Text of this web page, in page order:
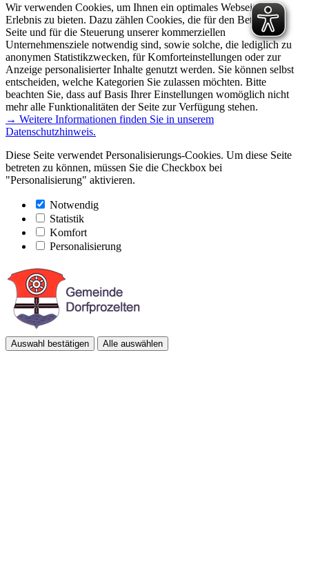
Wir verwenden Cookies, um Ihnen ein optimales Webseiten-
Erlebnis zu bieten. Dazu zählen Cookies, die für den Betrieb der
Seite und für die Steuerung unserer kommerziellen
Unternehmensziele notwendig sind, sowie solche, die lediglich zu
anonymen Statistikzwecken, für Komforteinstellungen oder zur
Anzeige personalisierter Inhalte genutzt werden. Sie können selbst
entscheiden, welche Kategorien Sie zulassen möchten. Bitte
beachten Sie, dass auf Basis Ihrer Einstellungen womöglich nicht
mehr alle Funktionalitäten der Seite zur Verfügung stehen.
→ Weitere Informationen finden Sie in unserem
Datenschutzhinweis.
Diese Seite verwendet Personalisierungs-Cookies. Um diese Seite
betreten zu können, müssen Sie die Checkbox bei
"Personalisierung" aktivieren.
Notwendig
Statistik
Komfort
Personalisierung
Auswahl bestätigen Alle auswählen